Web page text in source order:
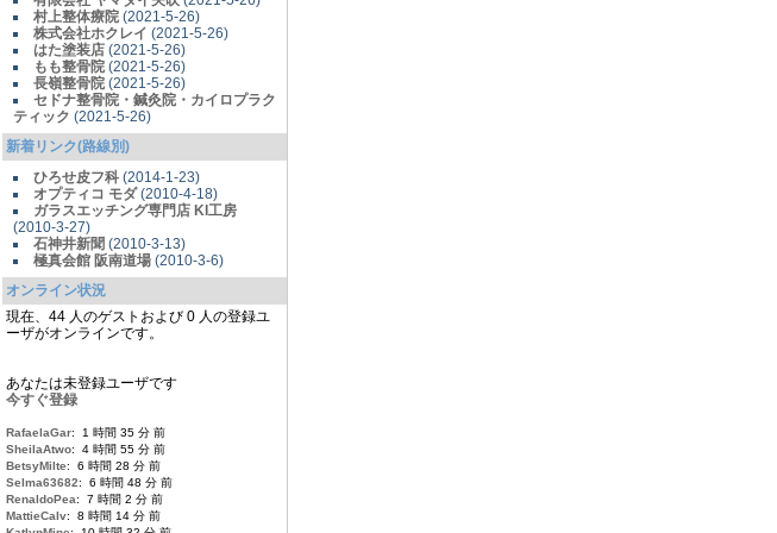
村上整体療院 (2021-5-26)
株式会社ホクレイ (2021-5-26)
はた塗装店 (2021-5-26)
もも整骨院 (2021-5-26)
長嶺整骨院 (2021-5-26)
セドナ整骨院・鍼灸院・カイロプラク
ティック (2021-5-26)
新着リンク(路線別)
ひろせ皮フ科 (2014-1-23)
オプティコ モダ(2010-4-18)
ガラスエッチング専門店 KI工房
(2010-3-27)
石神井新聞 (2010-3-13)
極真会館 阪南道場 (2010-3-6)
オンライン状況
現在、44 人のゲストおよび 0 人の登録ユ
ーザがオンラインです。
あなたは未登録ユーザです
今すぐ登録
RafaelaGar: 1 時間 35 分 前
SheilaAtwo: 4 時間 55 分 前
BetsyMilte: 6 時間 28 分 前
Selma63682: 6 時間 48 分 前
RenaldoPea: 7 時間 2 分 前
MattieCalv: 8 時間 14 分 前